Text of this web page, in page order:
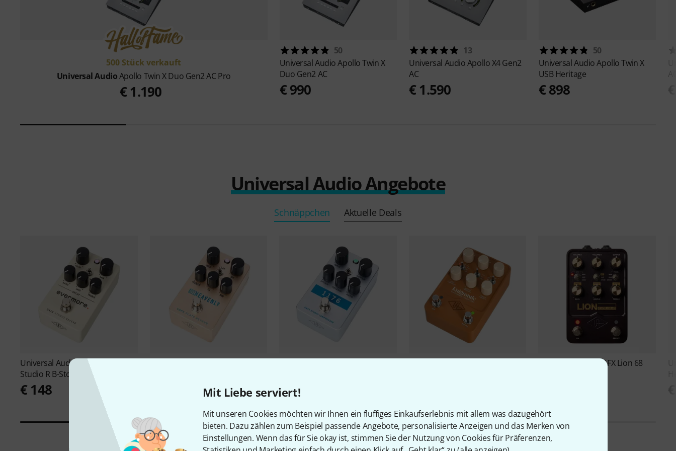
Mit Liebe serviert!
Mit unseren Cookies möchten wir Ihnen ein fluffiges Einkaufserlebnis mit allem was dazugehört
bieten. Dazu zählen zum Beispiel passende Angebote, personalisierte Anzeigen und das Merken von
Einstellungen. Wenn das für Sie okay ist, stimmen Sie der Nutzung von Cookies für Präferenzen,
500 Stück verkauft
Universal AudioApollo Twin X Duo Gen2 AC Pro
€ 1.190
50
Universal AudioApollo Twin X
Duo Gen2 AC
€ 990
13
Universal AudioApollo X4 Gen2
AC
€ 1.590
50
Universal AudioApollo Twin X
USB Heritage
€ 898
Universal Audio Angebote
Schnäppchen Aktuelle Deals
Universal Audio
UAFX Evermore
Studio R B-Stock
€ 148 € 148
UAFX Lion 68